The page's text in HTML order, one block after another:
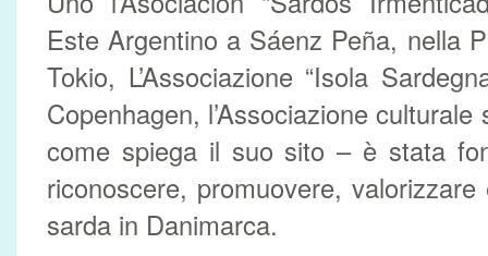
Este Argentino a Sáenz Peña, nella
Tokio, L’Associazione “Isola
Copenhagen, l’Associazione culturale
come spiega il suo sito – è stata
riconoscere, promuovere,
sarda in Danimarca.